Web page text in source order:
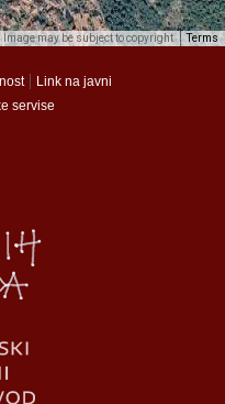
Image may be subject to copyright Terms
| Link na javni
servise